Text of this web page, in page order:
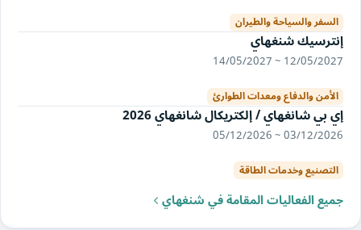
السفر والسياحة والطيران
إنترسيك شنغهاي
12/05/2027 ~ 14/05/2027
الأمن والدفاع ومعدات الطوارئ
إي بي شانغهاي / إلكتريكال شانغهاي 2026
03/12/2026 ~ 05/12/2026
التصنيع وخدمات الطاقة
جميع الفعاليات المقامة في شنغهاي